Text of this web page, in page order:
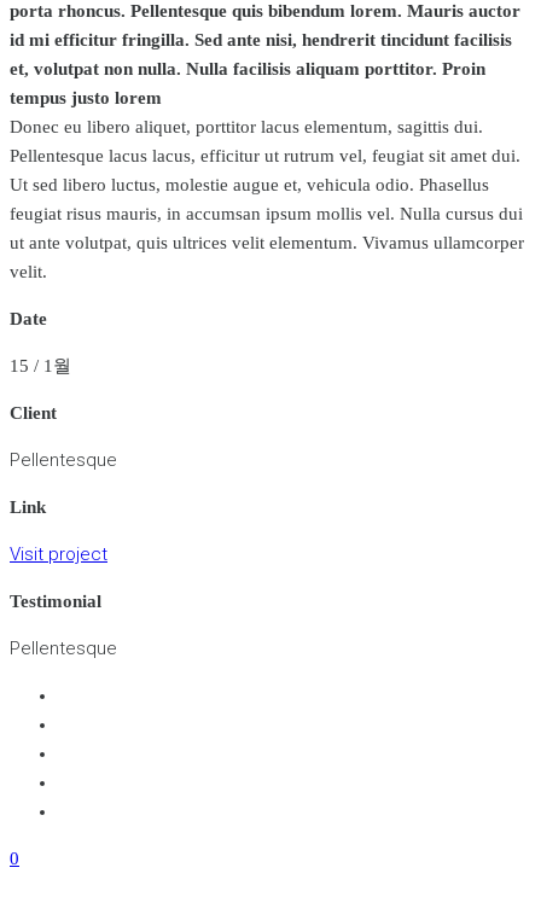
porta rhoncus. Pellentesque quis bibendum lorem. Mauris auctor
id mi efficitur fringilla. Sed ante nisi, hendrerit tincidunt facilisis
et, volutpat non nulla. Nulla facilisis aliquam porttitor. Proin
tempus justo lorem
Donec eu libero aliquet, porttitor lacus elementum, sagittis dui.
Pellentesque lacus lacus, efficitur ut rutrum vel, feugiat sit amet dui.
Ut sed libero luctus, molestie augue et, vehicula odio. Phasellus
feugiat risus mauris, in accumsan ipsum mollis vel. Nulla cursus dui
ut ante volutpat, quis ultrices velit elementum. Vivamus ullamcorper
velit.
Date
15 / 1월
Client
Pellentesque
Link
Visit project
Testimonial
Pellentesque
0